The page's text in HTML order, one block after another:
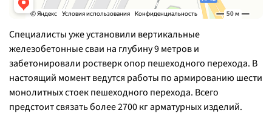
Специалисты уже установили вертикальные
железобетонные сваи на глубину 9 метров и
забетонировали ростверк опор пешеходного перехода. В
настоящий момент ведутся работы по армированию шести
монолитных стоек пешеходного перехода. Всего
предстоит связать более 2700 кг арматурных изделий.